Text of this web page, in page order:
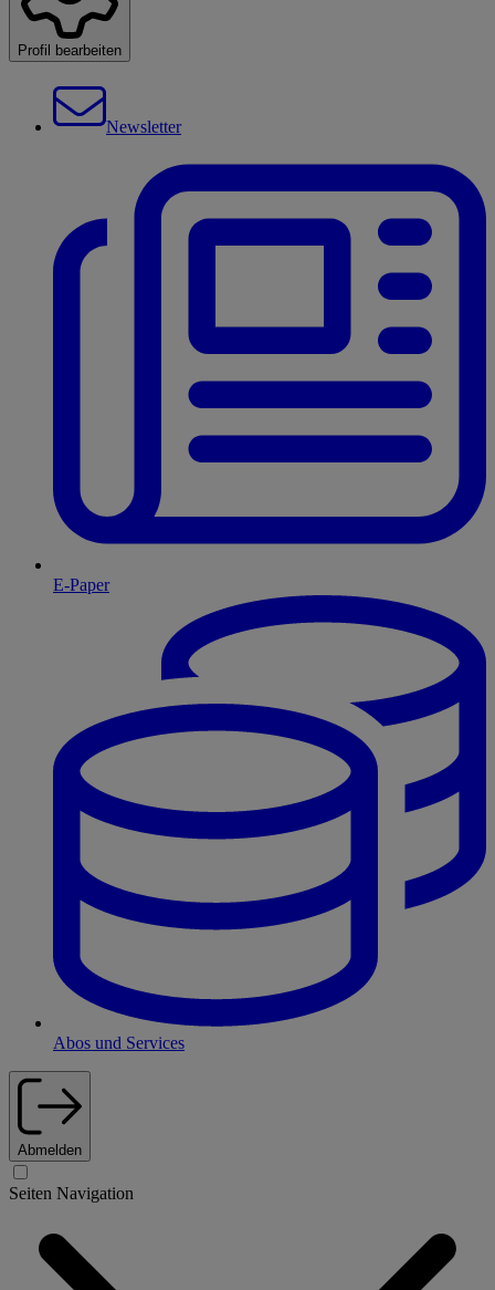
Profil bearbeiten
Newsletter
E-Paper
Abos und Services
Abmelden
Seiten Navigation